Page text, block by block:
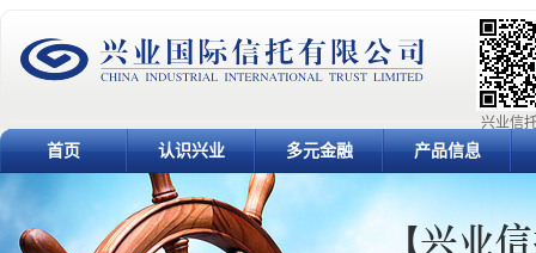
兴业信
首页 认识兴业 多元金融 产品信息